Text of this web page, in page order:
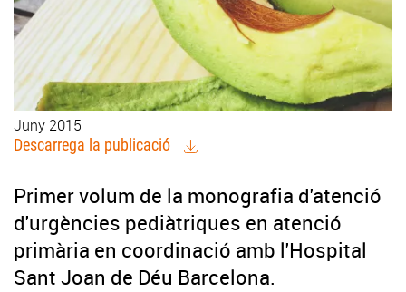
Juny 2015
Descarrega la publicació
Primer volum de la monografia d'atenció
d'urgències pediàtriques en atenció
primària en coordinació amb l'Hospital
Sant Joan de Déu Barcelona.